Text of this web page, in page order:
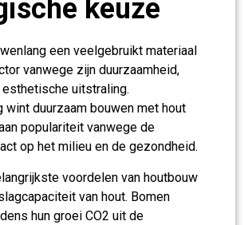
keuze
een veelgebruikt materiaal
vanwege zijn duurzaamheid,
uitstraling.
wint duurzaam bouwen met hout
populariteit vanwege de
op het milieu en de gezondheid.
voordelen van houtbouw
van hout. Bomen
hun groei CO2 uit de